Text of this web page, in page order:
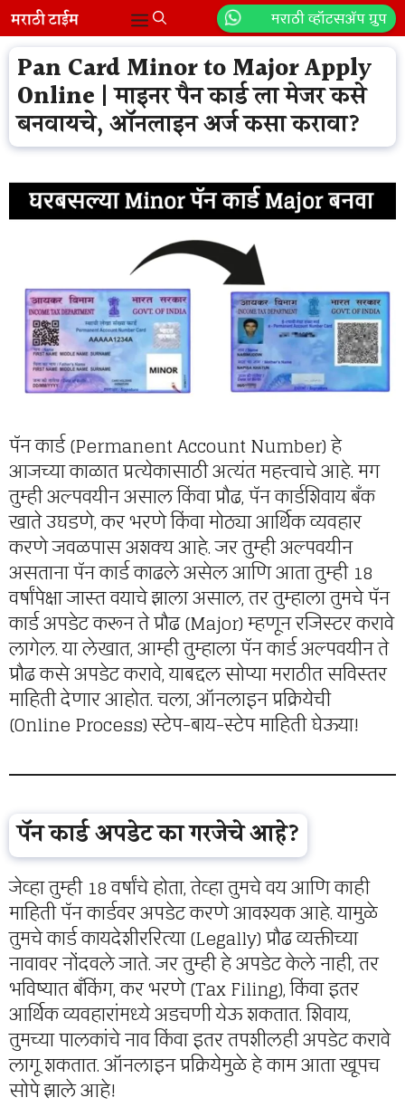
Skip
to
content
मराठी व्हॉटसॲप ग्रुप
Menu
Pan Card Minor to Major Apply
Online | माइनर पैन कार्ड ला मेजर कसे
बनवायचे, ऑनलाइन अर्ज कसा करावा?
पॅन कार्ड (Permanent Account Number) हे
आजच्या काळात प्रत्येकासाठी अत्यंत महत्त्वाचे आहे. मग
तुम्ही अल्पवयीन असाल किंवा प्रौढ, पॅन कार्डशिवाय बँक
खाते उघडणे, कर भरणे किंवा मोठ्या आर्थिक व्यवहार
करणे जवळपास अशक्य आहे. जर तुम्ही अल्पवयीन
असताना पॅन कार्ड काढले असेल आणि आता तुम्ही 18
वर्षांपेक्षा जास्त वयाचे झाला असाल, तर तुम्हाला तुमचे पॅन
कार्ड अपडेट करून ते प्रौढ (Major) म्हणून रजिस्टर करावे
लागेल. या लेखात, आम्ही तुम्हाला पॅन कार्ड अल्पवयीन ते
प्रौढ कसे अपडेट करावे, याबद्दल सोप्या मराठीत सविस्तर
माहिती देणार आहोत. चला, ऑनलाइन प्रक्रियेची
(Online Process) स्टेप-बाय-स्टेप माहिती घेऊया!
पॅन कार्ड अपडेट का गरजेचे आहे?
जेव्हा तुम्ही 18 वर्षांचे होता, तेव्हा तुमचे वय आणि काही
माहिती पॅन कार्डवर अपडेट करणे आवश्यक आहे. यामुळे
तुमचे कार्ड कायदेशीररित्या (Legally) प्रौढ व्यक्तीच्या
नावावर नोंदवले जाते. जर तुम्ही हे अपडेट केले नाही, तर
भविष्यात बँकिंग, कर भरणे (Tax Filing), किंवा इतर
आर्थिक व्यवहारांमध्ये अडचणी येऊ शकतात. शिवाय,
तुमच्या पालकांचे नाव किंवा इतर तपशीलही अपडेट करावे
लागू शकतात. ऑनलाइन प्रक्रियेमुळे हे काम आता खूपच
सोपे झाले आहे!